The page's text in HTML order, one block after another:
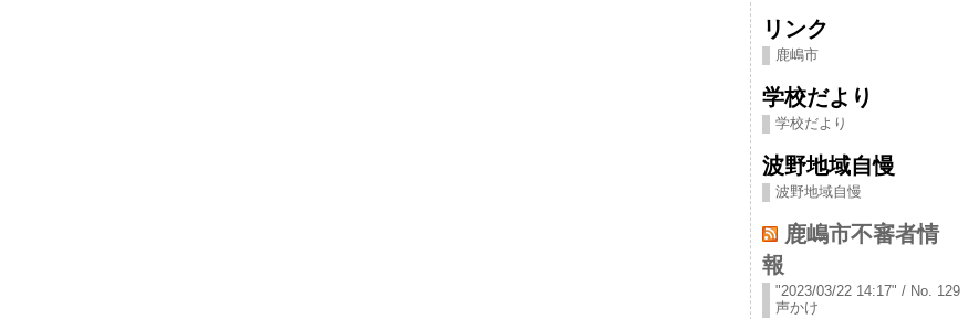
リンク
鹿嶋市
学校だより
学校だより
波野地域自慢
波野地域自慢
鹿嶋市不審者情
報
"2023/03/22 14:17" / No. 129
声かけ